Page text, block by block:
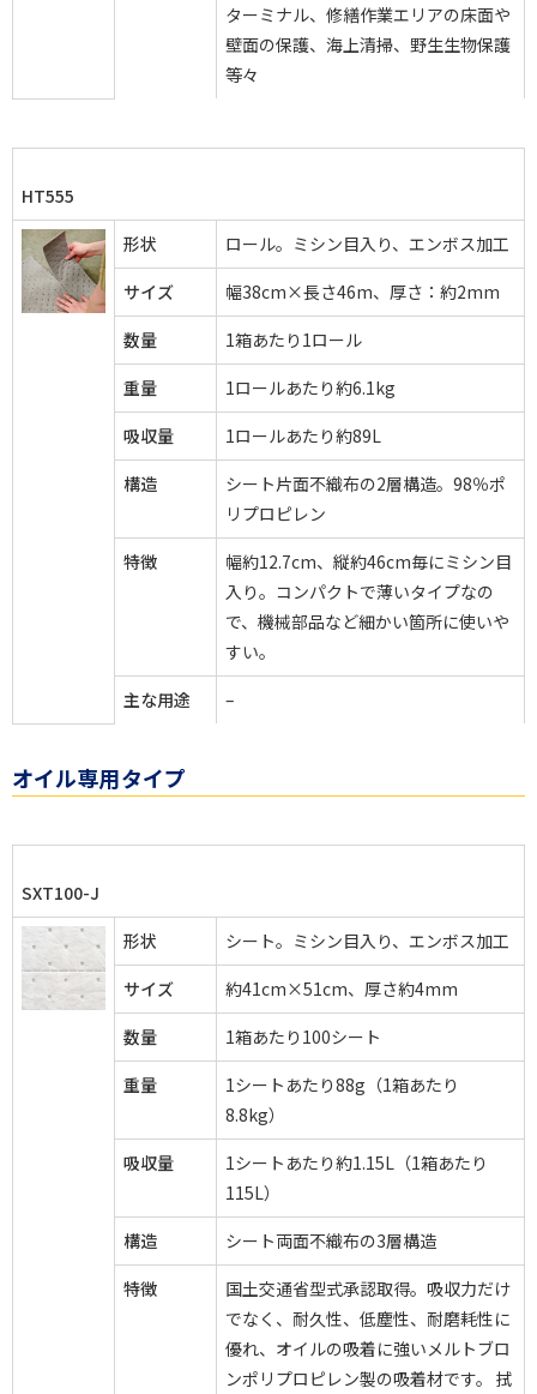
ターミナル、修繕作業エリアの床面や
壁面の保護、海上清掃、野生生物保護
等々
HT555
形状
ロール。ミシン目入り、エンボス加工
サイズ
幅38cm×長さ46m、厚さ：約2mm
数量
1箱あたり1ロール
重量
1ロールあたり約6.1kg
吸収量
1ロールあたり約89L
構造
シート片面不織布の2層構造。98％ポ
リプロピレン
特徴
幅約12.7cm、縦約46cm毎にミシン目
入り。コンパクトで薄いタイプなの
で、機械部品など細かい箇所に使いや
すい。
主な用途
–
オイル専用タイプ
SXT100-J
形状
シート。ミシン目入り、エンボス加工
サイズ
約41cm×51cm、厚さ約4mm
数量
1箱あたり100シート
重量
1シートあたり88g（1箱あたり
8.8kg）
吸収量
1シートあたり約1.15L（1箱あたり
115L）
構造
シート両面不織布の3層構造
特徴
国土交通省型式承認取得。吸収力だけ
でなく、耐久性、低塵性、耐磨耗性に
優れ、オイルの吸着に強いメルトブロ
ンポリプロピレン製の吸着材です。 拭